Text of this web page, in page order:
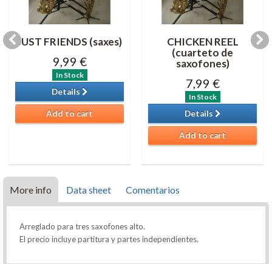
JUST FRIENDS (saxes)
9,99 €
In Stock
Details
Add to cart
CHICKEN REEL
(cuarteto de
saxofones)
7,99 €
In Stock
Details
Add to cart
More info Data sheet Comentarios
Arreglado para tres saxofones alto.
El precio incluye partitura y partes independientes.